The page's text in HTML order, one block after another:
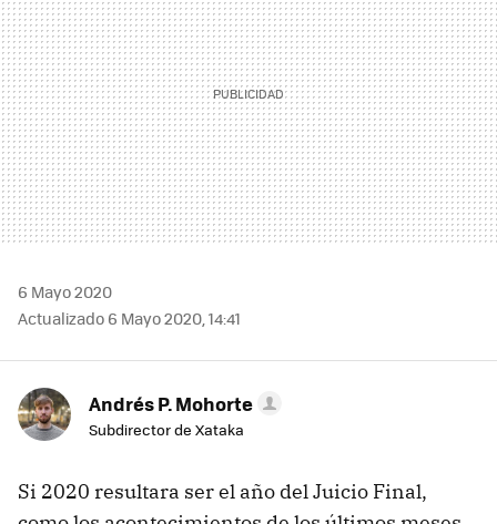
6 Mayo 2020
Actualizado 6 Mayo 2020, 14:41
Andrés P. Mohorte
Subdirector de Xataka
Si 2020 resultara ser el año del Juicio Final,